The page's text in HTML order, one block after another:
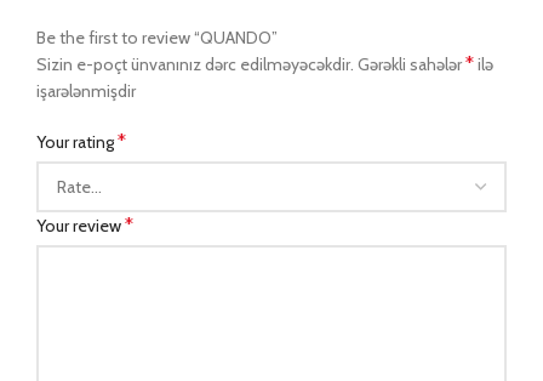
Be the first to review “QUANDO”
Sizin e-poçt ünvanınız dərc edilməyəcəkdir. Gərəkli sahələr*ilə
işarələnmişdir
Your rating*
Your review*